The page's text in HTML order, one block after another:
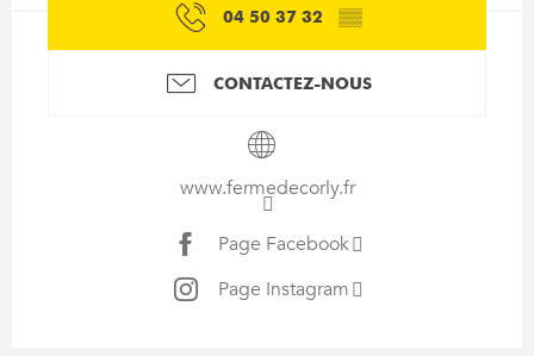
04 50 37 32 ▒▒
CONTACTEZ-NOUS
www.fermedecorly.fr
Page Facebook
Page Instagram